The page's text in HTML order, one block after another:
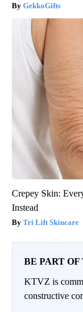
GekkoGifts
Crepey Skin:
Instead
Tri Lift Skincare
BE PART
KTVZ is
constructive